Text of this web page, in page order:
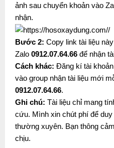
ảnh sau chuyển khoản vào
nhận.
Bước 2: Copy link tài liệu
Zalo 0912.07.64.66để nhận
Cách khác: Đăng kí tài
vào group nhận tài liệu mới
0912.07.64.66.
Ghi chú: Tài liệu chỉ mang
cứu. Mình xin chút phí để
thường xuyên. Bạn thông
chịu.